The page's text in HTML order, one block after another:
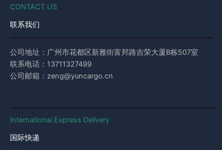
CONTACT US
联系我们
公司地址：广州市花都区新雅街富邦路吉荣大厦B栋507室
联系电话：13711327499
公司邮箱：zeng@yuncargo.cn
International Express Delivery
国际快递